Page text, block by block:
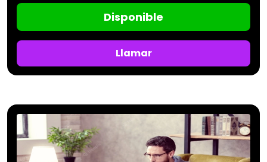
Disponible
Llamar